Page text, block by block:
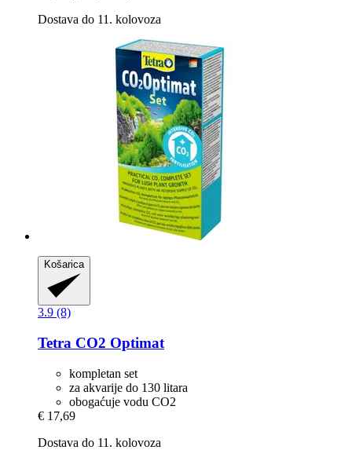
Dostava do 11. kolovoza
Košarica
3.9 (8)
Tetra CO2 Optimat
kompletan set
za akvarije do 130 litara
obogaćuje vodu CO2
€ 17,69
Dostava do 11. kolovoza